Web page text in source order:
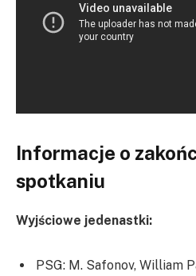
Informacje o
spotkaniu
Wyjściowe jedenastki:
PSG: M. Safonov, William